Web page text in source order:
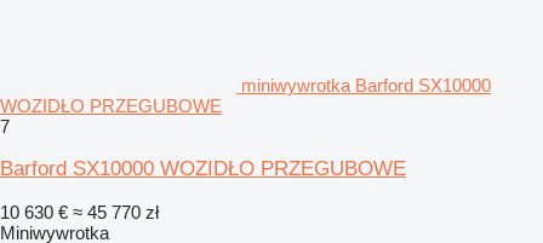
miniwywrotka Barford SX10000
WOZIDŁO PRZEGUBOWE
7
Barford SX10000 WOZIDŁO PRZEGUBOWE
10 630 € ≈ 45 770 zł
Miniwywrotka